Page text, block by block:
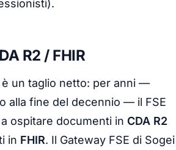
R2 / FHIR
un taglio netto: per anni —
alla fine del decennio — il FSE
ospitare documenti in CDA R2
in FHIR. Il Gateway FSE di Sogei